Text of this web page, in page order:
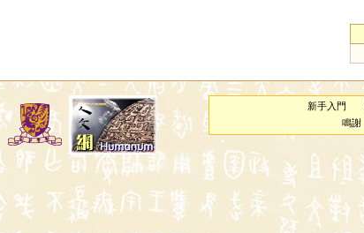
新手入門
鳴謝